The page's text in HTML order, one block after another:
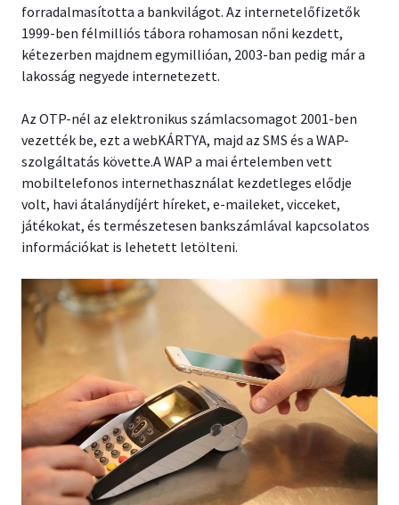
forradalmasította a bankvilágot. Az internetelőfizetők
1999-ben félmilliós tábora rohamosan nőni kezdett,
kétezerben majdnem egymillióan, 2003-ban pedig már a
lakosság negyede internetezett.
Az OTP-nél az elektronikus számlacsomagot 2001-ben
vezették be, ezt a webKÁRTYA, majd az SMS és a WAP-
szolgáltatás követte.A WAP a mai értelemben vett
mobiltelefonos internethasználat kezdetleges elődje
volt, havi átalánydíjért híreket, e-maileket, vicceket,
játékokat, és természetesen bankszámlával kapcsolatos
információkat is lehetett letölteni.